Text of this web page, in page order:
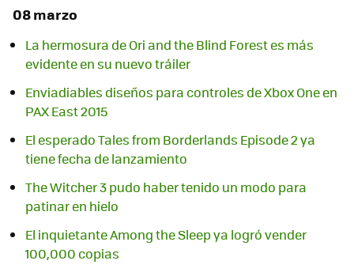
08 marzo
La hermosura de Ori and the Blind Forest es más
evidente en su nuevo tráiler
Enviadiables diseños para controles de Xbox One en
PAX East 2015
El esperado Tales from Borderlands Episode 2 ya
tiene fecha de lanzamiento
The Witcher 3 pudo haber tenido un modo para
patinar en hielo
El inquietante Among the Sleep ya logró vender
100,000 copias